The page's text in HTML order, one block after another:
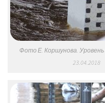
Фото Е. Коршунова. Уровень
23.04.2018